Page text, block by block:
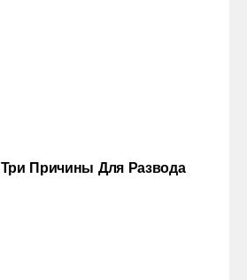
Три Причины Для Развода